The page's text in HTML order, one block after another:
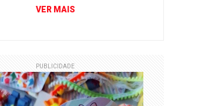
VER MAIS
PUBLICIDADE